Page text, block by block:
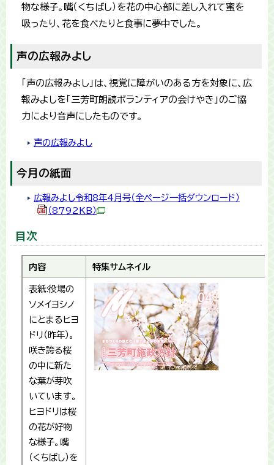
物な様子。嘴（くちばし）を花の中心部に差し入れて蜜を
吸ったり、花を食べたりと食事に夢中でした。
声の広報みよし
「声の広報みよし」は、視覚に障がいのある方を対象に、広
報みよしを「三芳町朗読ボランティアの会けやき」のご協
力により音声にしたものです。
声の広報みよし
今月の紙面
広報みよし令和8年4月号（全ページ一括ダウンロード）
（8792KB）
目次
内容 特集サムネイル
表紙:役場の
ソメイヨシノ
にとまるヒヨ
ドリ（昨年）。
咲き誇る桜
の中に新た
な葉が芽吹
いています。
ヒヨドリは桜
の花が好物
な様子。嘴
（くちばし）を